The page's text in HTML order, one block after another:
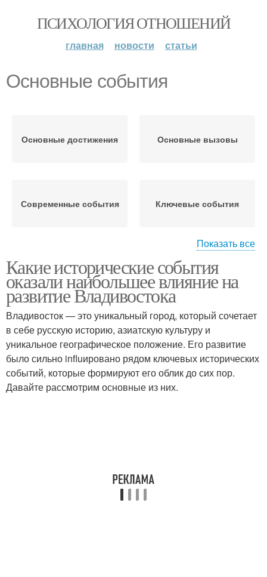
ПСИХОЛОГИЯ ОТНОШЕНИЙ
главная новости статьи
Основные события
Основные достижения Основные вызовы
Современные события Ключевые события
Основные выводы Основная мысль
Показать все
Какие исторические события
оказали наибольшее влияние на
развитие Владивостока
Владивосток — это уникальный город, который сочетает
в себе русскую историю, азиатскую культуру и
уникальное географическое положение. Его развитие
было сильно influировано рядом ключевых исторических
событий, которые формируют его облик до сих пор.
Давайте рассмотрим основные из них.